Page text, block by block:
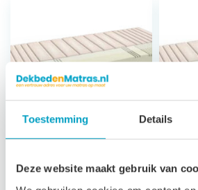
Toestemming Details
Deze website maakt gebruik van
Matras Milos